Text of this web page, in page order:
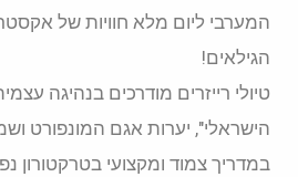
המערבי ליום מלא חוויות של
הגילאים!
טיולי רייזרים מודרכים בנהיגה
הישראלי", יערות אגם המונפורט
במדריך צמוד ומקצועי בטרקטורון